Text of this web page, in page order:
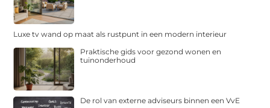
Luxe tv wand op maat als rustpunt in een modern interieur
Praktische gids voor gezond wonen en
tuinonderhoud
De rol van externe adviseurs binnen een VvE